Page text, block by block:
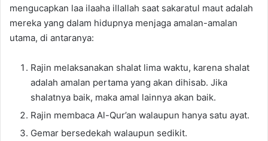
mengucapkan laa ilaaha illallah saat sakaratul maut adalah
mereka yang dalam hidupnya menjaga amalan-amalan
utama, di antaranya:
Rajin melaksanakan shalat lima waktu, karena shalat
adalah amalan pertama yang akan dihisab. Jika
shalatnya baik, maka amal lainnya akan baik.
Rajin membaca Al-Qur’an walaupun hanya satu ayat.
Gemar bersedekah walaupun sedikit.